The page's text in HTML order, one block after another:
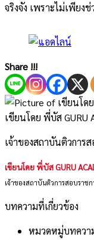
จริงจัง เพราะไม่เพีย
Share !!!
เขียนโดย พี่บัส GURU
เจ้าของสถาบันติวการ
เขียนโดย พี่บัส GURU
เจ้าของสถาบันติวการสอบราช
บทความที่เกี่ยวข้อง
หมวดหมู่บทควา